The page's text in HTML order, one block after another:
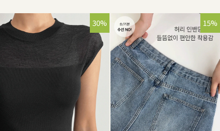
30% 32%
15%